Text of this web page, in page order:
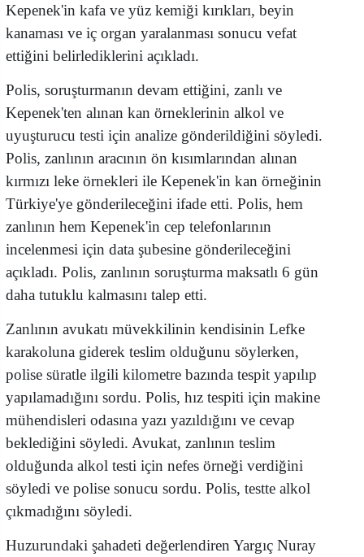
Kepenek'in kafa ve yüz kemiği kırıkları, beyin
kanaması ve iç organ yaralanması sonucu vefat
ettiğini belirlediklerini açıkladı.
Polis, soruşturmanın devam ettiğini, zanlı ve
Kepenek'ten alınan kan örneklerinin alkol ve
uyuşturucu testi için analize gönderildiğini söyledi.
Polis, zanlının aracının ön kısımlarından alınan
kırmızı leke örnekleri ile Kepenek'in kan örneğinin
Türkiye'ye gönderileceğini ifade etti. Polis, hem
zanlının hem Kepenek'in cep telefonlarının
incelenmesi için data şubesine gönderileceğini
açıkladı. Polis, zanlının soruşturma maksatlı 6 gün
daha tutuklu kalmasını talep etti.
Zanlının avukatı müvekkilinin kendisinin Lefke
karakoluna giderek teslim olduğunu söylerken,
polise süratle ilgili kilometre bazında tespit yapılıp
yapılamadığını sordu. Polis, hız tespiti için makine
mühendisleri odasına yazı yazıldığını ve cevap
beklediğini söyledi. Avukat, zanlının teslim
olduğunda alkol testi için nefes örneği verdiğini
söyledi ve polise sonucu sordu. Polis, testte alkol
çıkmadığını söyledi.
Huzurundaki şahadeti değerlendiren Yargıç Nuray